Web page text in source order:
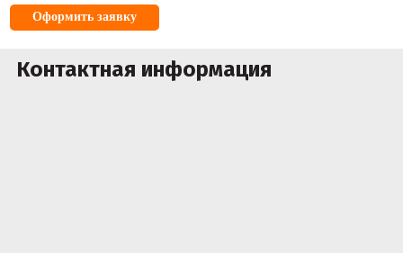
Оформить заявку
Контактная информация